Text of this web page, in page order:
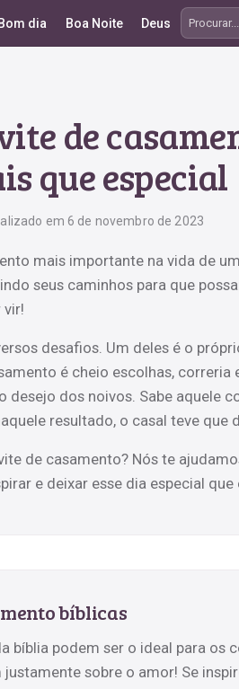
dia Boa Noite Deus
de
que especial
em 6 de novembro de 2023
mais importante na vida de
seus caminhos para que
vir!
desafios. Um deles é o
é cheio escolhas, correria
dos noivos. Sabe aquele
resultado, o casal teve que
de casamento? Nós te
e deixar esse dia especial
bíblicas
bíblia podem ser o ideal para os
sobre o amor! Se